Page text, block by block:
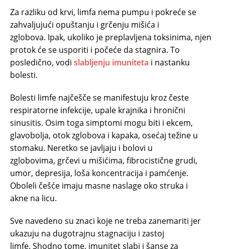
Za razliku od krvi, limfa nema pumpu i pokreće se
zahvaljujući opuštanju i grčenju mišića i
zglobova. Ipak, ukoliko je preplavljena toksinima, njen
protok će se usporiti i počeće da stagnira. To
posledično, vodi slabljenju imuniteta i nastanku
bolesti.
Bolesti limfe najčešče se manifestuju kroz česte
respiratorne infekcije, upale krajnika i hronični
sinusitis. Osim toga simptomi mogu biti i ekcem,
glavobolja, otok zglobova i kapaka, osećaj težine u
stomaku. Neretko se javljaju i bolovi u
zglobovima, grčevi u mišićima, fibrocistične grudi,
umor, depresija, loša koncentracija i pamćenje.
Oboleli češće imaju masne naslage oko struka i
akne na licu.
Sve navedeno su znaci koje ne treba zanemariti jer
ukazuju na dugotrajnu stagnaciju i zastoj
limfe. Shodno tome, imunitet slabi i šanse za